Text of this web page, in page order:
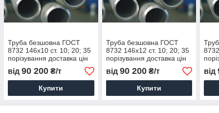
Труба безшовна ГОСТ
8732 146х10 ст. 10; 20; 35
порізування доставка цін
від 90 200 ₴/т
Купити
Труба безшовна ГОСТ
8732 146х12 ст. 10; 20; 35
порізування доставка цін
від 90 200₴/т
Купити
від